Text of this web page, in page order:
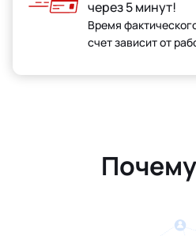
через 5 минут!
Время
счет зависит от